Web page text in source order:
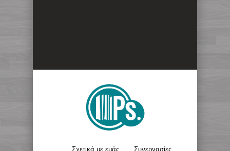
Σχετικά με εμάς Συνεργασίες